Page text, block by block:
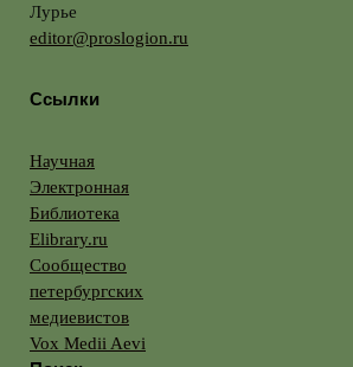
Лурье
editor@proslogion.ru
Ссылки
Научная
Электронная
Библиотека
Elibrary.ru
Сообщество
петербургских
медиевистов
Vox Medii Aevi